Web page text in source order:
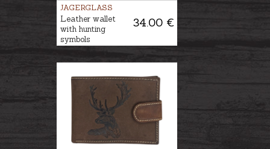
JAGERGLASS
34.00 €
Leather wallet
with hunting
symbols